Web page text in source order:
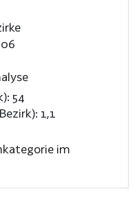
54
1,1
im